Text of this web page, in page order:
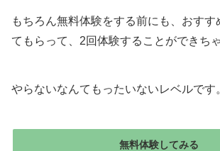
もちろん無料体験をする前にも、おすす
てもらって、2回体験することができち
やらないなんてもったいないレベルです
無料体験してみる